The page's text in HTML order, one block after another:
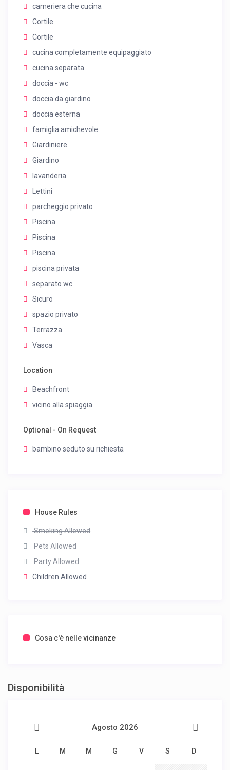
cameriera che cucina
Cortile
Cortile
cucina completamente equipaggiato
cucina separata
doccia - wc
doccia da giardino
doccia esterna
famiglia amichevole
Giardiniere
Giardino
lavanderia
Lettini
parcheggio privato
Piscina
Piscina
Piscina
piscina privata
separato wc
Sicuro
spazio privato
Terrazza
Vasca
Location
Beachfront
vicino alla spiaggia
Optional - On Request
bambino seduto su richiesta
House Rules
Smoking Allowed
Pets Allowed
Party Allowed
Children Allowed
Cosa c'è nelle vicinanze
Disponibilità
Agosto 2026
L M M G V S D